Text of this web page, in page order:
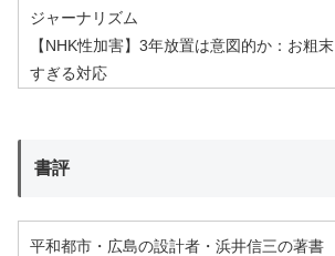
ジャーナリズム
【NHK性加害】3年放置は意図的か：お粗末
すぎる対応
書評
平和都市・広島の設計者・浜井信三の著書